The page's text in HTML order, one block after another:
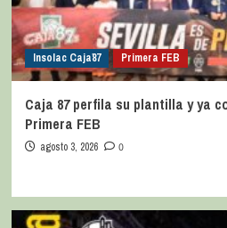
Insolac Caja´87 Primera FEB
Caja 87 perfila su plantilla y ya
Primera FEB
agosto 3, 2026 0